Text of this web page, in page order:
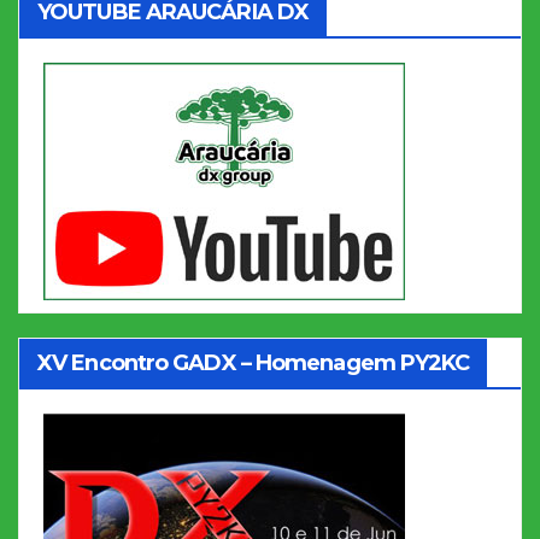
YOUTUBE ARAUCÁRIA DX
XV Encontro GADX – Homenagem PY2KC